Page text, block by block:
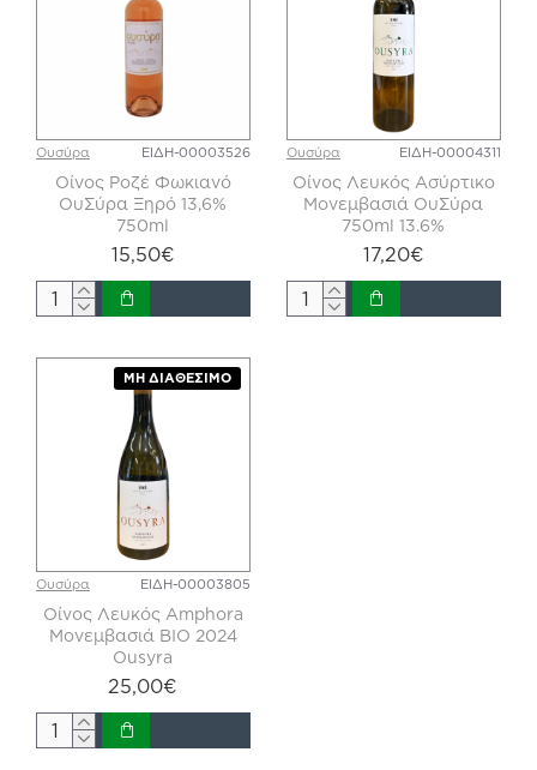
Ουσύρα ΕΙΔΗ-00003526
Οίνος Ροζέ Φωκιανό
ΟυΣύρα Ξηρό 13,6%
750ml
15,50€
Ουσύρα ΕΙΔΗ-00004311
Οίνος Λευκός Ασύρτικο
Μονεμβασιά ΟυΣύρα
750ml 13.6%
17,20€
ΜΗ ΔΙΑΘΈΣΙΜΟ
Ουσύρα ΕΙΔΗ-00003805
Οίνος Λευκός Amphora
Μονεμβασιά ΒΙΟ 2024
Ousyra
25,00€